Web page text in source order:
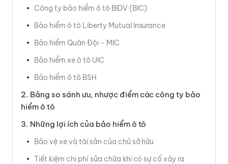
Công ty bảo hiểm ô tô BIDV (BIC)
Bảo hiểm ô tô Liberty Mutual Insurance
Bảo hiểm Quân Đội - MIC
Bảo hiểm xe ô tô UIC
Bảo hiểm ô tô BSH
Bảng so sánh ưu, nhược điểm các công ty bảo
hiểm ô tô
Những lợi ích của bảo hiểm ô tô
Bảo vệ xe và tài sản của chủ sở hữu
Tiết kiệm chi phí sửa chữa khi có sự cố xảy ra